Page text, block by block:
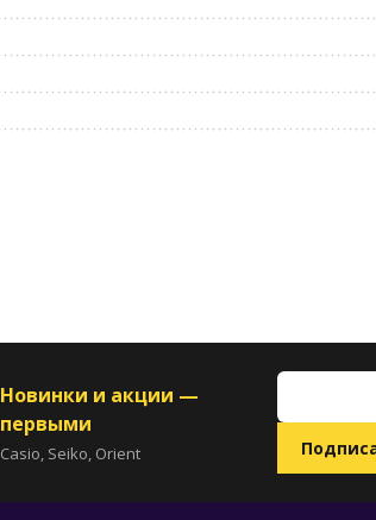
Новинки и акции —
первыми
Casio, Seiko, Orient